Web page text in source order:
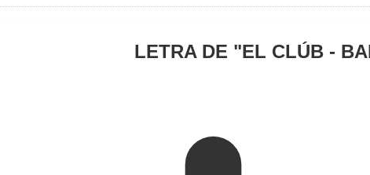
LETRA DE "EL CLÚB -